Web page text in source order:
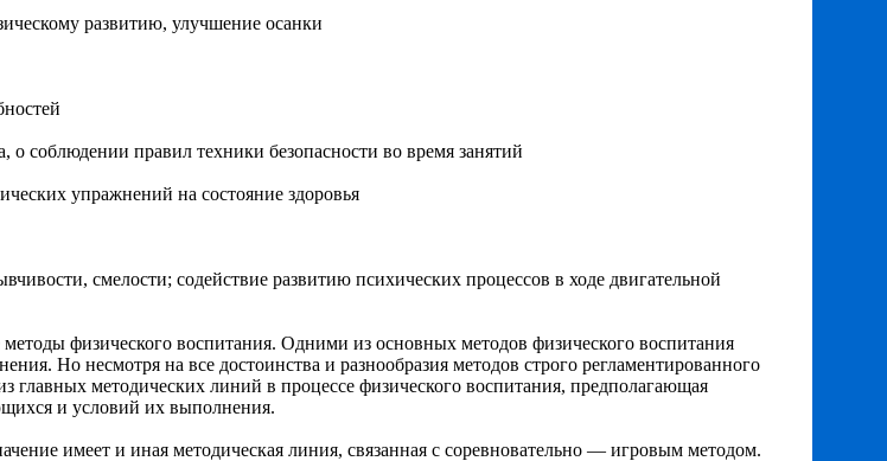
развитию, улучшение осанки
соблюдении правил техники безопасности во время занятий
упражнений на состояние здоровья
смелости; содействие развитию психических процессов в ходе двигательной
физического воспитания. Одними из основных методов физического воспитания
Но несмотря на все достоинства и разнообразия методов строго регламентированного
главных методических линий в процессе физического воспитания, предполагающая
и условий их выполнения.
имеет и иная методическая линия, связанная с соревновательно — игровым методом.